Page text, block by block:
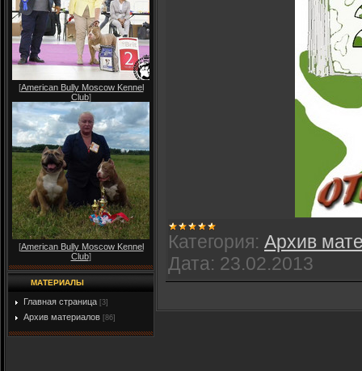
[American Bully Moscow Kennel
Club]
[American Bully Moscow Kennel
Club]
МАТЕРИАЛЫ
Главная страница [3]
Архив материалов [86]
Категория: Архив
Дата: 23.02.2013